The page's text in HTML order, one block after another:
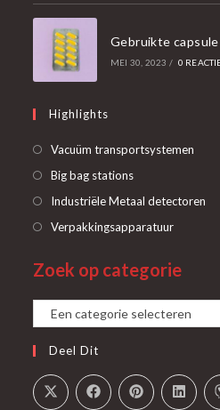
Gebruikte
MEI 30, 2023 / 0
Highlights
Vacuüm transportsystemen
Big bag stationsOpent
in
Industriële Metaal detectoren
VerpakkingsapparatuurOpent
een
tab
Zoek op categorie
Een
categorie
selecteren
Deel Dit